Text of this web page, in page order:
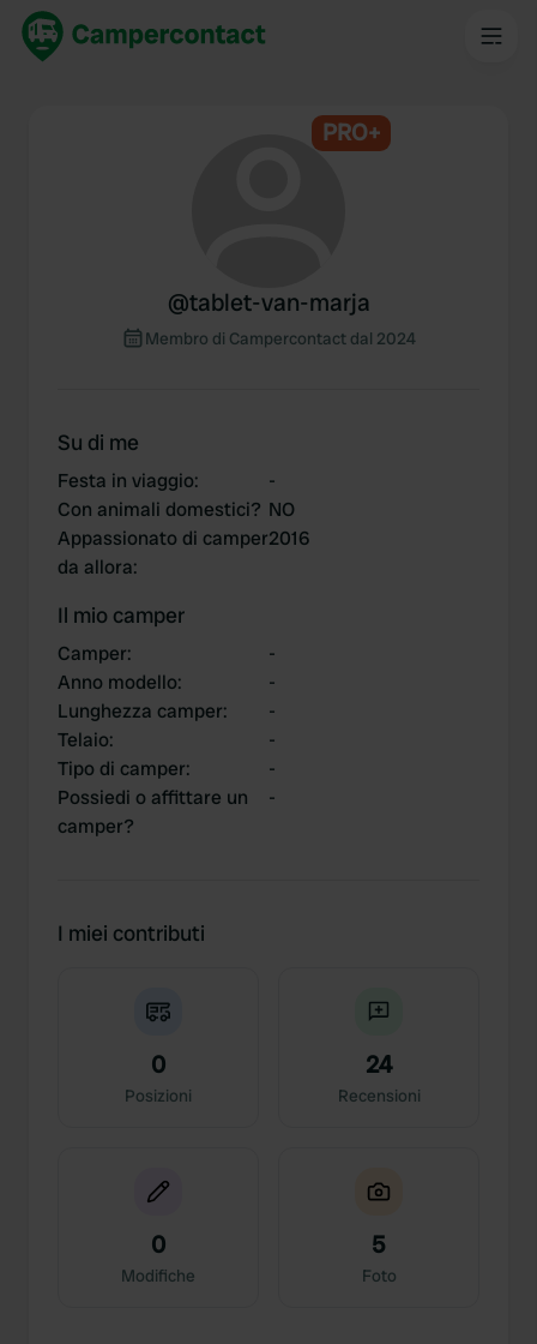
PRO+
@tablet-van-marja
Membro di Campercontact dal 2024
Su di me
Festa in viaggio:
-
Con animali domestici? NO
Appassionato di camper
da allora:
2016
Il mio camper
Camper:
-
Anno modello:
-
Lunghezza camper:
-
Telaio:
-
Tipo di camper:
-
Possiedi o affittare un
camper?
-
I miei contributi
0
Posizioni
24
Recensioni
0
Modifiche
5
Foto